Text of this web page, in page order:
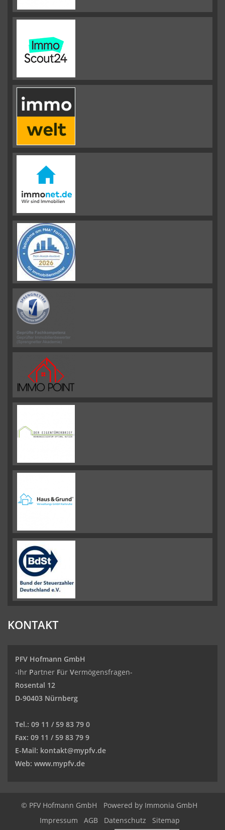
KONTAKT
PFV Hofmann GmbH
-Ihr Partner Für Vermögensfragen-
Rosental 12
D-90403 Nürnberg
Tel.: 09 11 / 59 83 79 0
Fax: 09 11 / 59 83 79 9
E-Mail: kontakt@mypfv.de
Web: www.mypfv.de
© PFV Hofmann GmbH
Powered by Immonia GmbH
Impressum
AGB Datenschutz
Sitemap